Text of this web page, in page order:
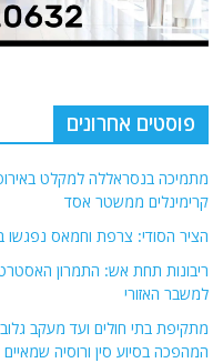
פוסטים אחרונים
מתמיכה בנסראללה למקלט
קרימינלים ממשטר אסד
הציר הסודי: צרפת וחמאס נפגשו
ריבונות תחת אש: התמרון
למשבר האזורי
מתקיפת בתי חולים ועד מעקב
המהפכה בסיוע סין ורוסיה